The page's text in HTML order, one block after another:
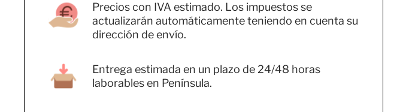
Precios con IVA estimado. Los impuestos se
actualizarán automáticamente teniendo en cuenta su
dirección de envío.
Entrega estimada en un plazo de 24/48 horas
laborables en Península.